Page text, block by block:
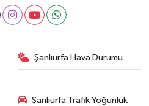
Şanlıurfa Hava Durumu
Şanlıurfa Trafik Yoğunluk